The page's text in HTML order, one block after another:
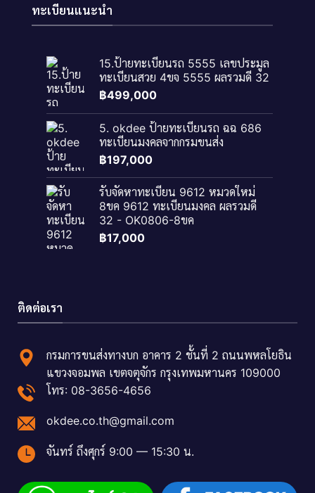
ทะเบียนแนะนำ
15.ป้ายทะเบียนรถ 5555 เลขประมูล
ทะเบียนสวย 4ขจ 5555 ผลรวมดี 32
฿499,000
5. okdee ป้ายทะเบียนรถ ฉฉ 686
ทะเบียนมงคลจากกรมขนส่ง
฿197,000
รับจัดหาทะเบียน 9612 หมวดใหม่
8ขค 9612 ทะเบียนมงคล ผลรวมดี
32 - OK0806-8ขค
฿17,000
ติดต่อเรา
กรมการขนส่งทางบก อาคาร 2 ชั้นที่ 2 ถนนพหลโยธิน
แขวงจอมพล เขตจตุจักร กรุงเทพมหานคร 109000
โทร: 08-3656-4656
okdee.co.th@gmail.com
จันทร์ ถึงศุกร์ 9:00 — 15:30 น.